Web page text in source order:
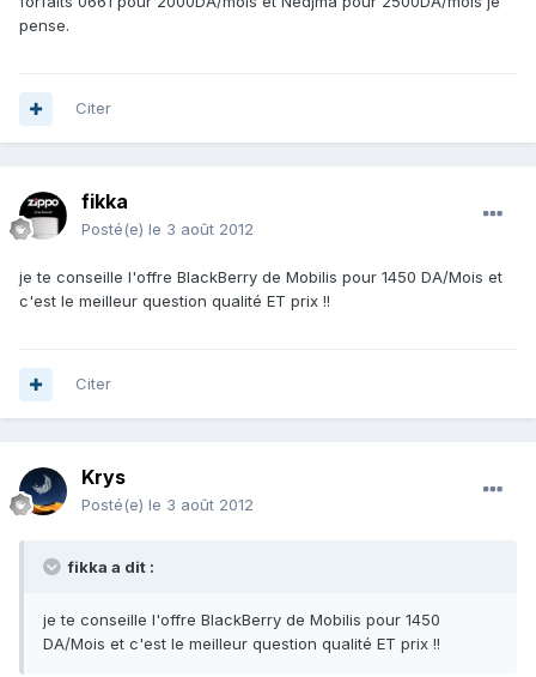
pense.
Citer
fikka
Posté(e) le 3 août 2012
je te conseille l'offre BlackBerry de Mobilis pour 1450 DA/Mois et
c'est le meilleur question qualité ET prix !!
Citer
Krys
Posté(e) le 3 août 2012
fikka a dit :
je te conseille l'offre BlackBerry de Mobilis pour 1450
DA/Mois et c'est le meilleur question qualité ET prix !!